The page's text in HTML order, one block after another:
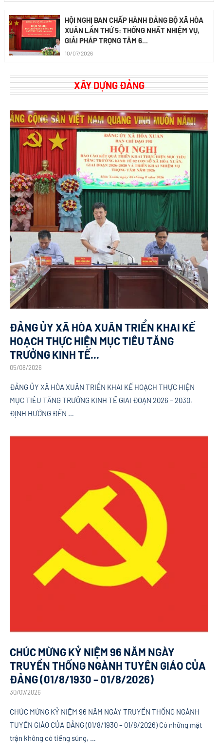
HỘI NGHỊ BAN CHẤP HÀNH ĐẢNG BỘ XÃ HÒA
XUÂN LẦN THỨ 5: THỐNG NHẤT NHIỆM VỤ,
GIẢI PHÁP TRỌNG TÂM 6...
10/07/2026
XÂY DỰNG ĐẢNG
ĐẢNG ỦY XÃ HÒA XUÂN TRIỂN KHAI KẾ
HOẠCH THỰC HIỆN MỤC TIÊU TĂNG
TRƯỞNG KINH TẾ...
05/08/2026
ĐẢNG ỦY XÃ HÒA XUÂN TRIỂN KHAI KẾ HOẠCH THỰC HIỆN
MỤC TIÊU TĂNG TRƯỞNG KINH TẾ GIAI ĐOẠN 2026 – 2030,
ĐỊNH HƯỚNG ĐẾN …
CHÚC MỪNG KỶ NIỆM 96 NĂM NGÀY
TRUYỀN THỐNG NGÀNH TUYÊN GIÁO CỦA
ĐẢNG (01/8/1930 – 01/8/2026)
30/07/2026
CHÚC MỪNG KỶ NIỆM 96 NĂM NGÀY TRUYỀN THỐNG NGÀNH
TUYÊN GIÁO CỦA ĐẢNG (01/8/1930 – 01/8/2026) Có những mặt
trận không có tiếng súng, …